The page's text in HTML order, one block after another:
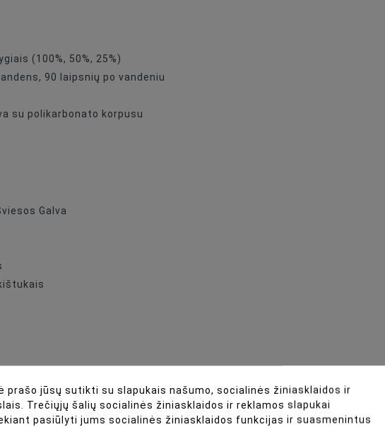
Without
(100%, 50%, 25%)
90 laipsnių po vandeniu
su polikarbonato korpusu
Galva
prašo jūsų sutikti su slapukais našumo, socialinės žiniasklaidos ir
Trečiųjų šalių socialinės žiniasklaidos ir reklamos slapukai
pasiūlyti jums socialinės žiniasklaidos funkcijas ir suasmenintus